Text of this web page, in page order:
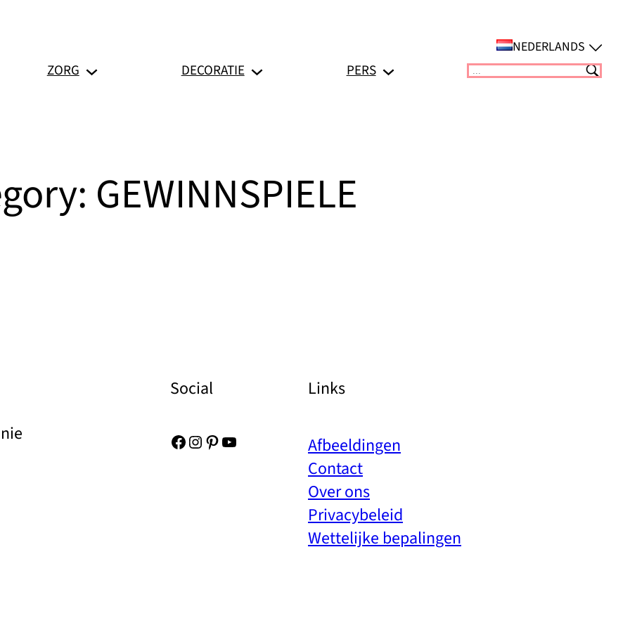
NEDERLANDS
ZORG DECORATIE PERS Suchen
GEWINNSPIELE
Social
Facebook
Instagram
Pinterest
YouTube
Links
Afbeeldingen
Contact
Over ons
Privacybeleid
Wettelijke bepalingen